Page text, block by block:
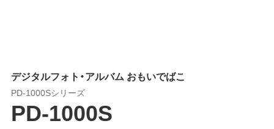
デジタルフォト・アルバム おもいでばこ
PD-1000Sシリーズ
PD-1000S